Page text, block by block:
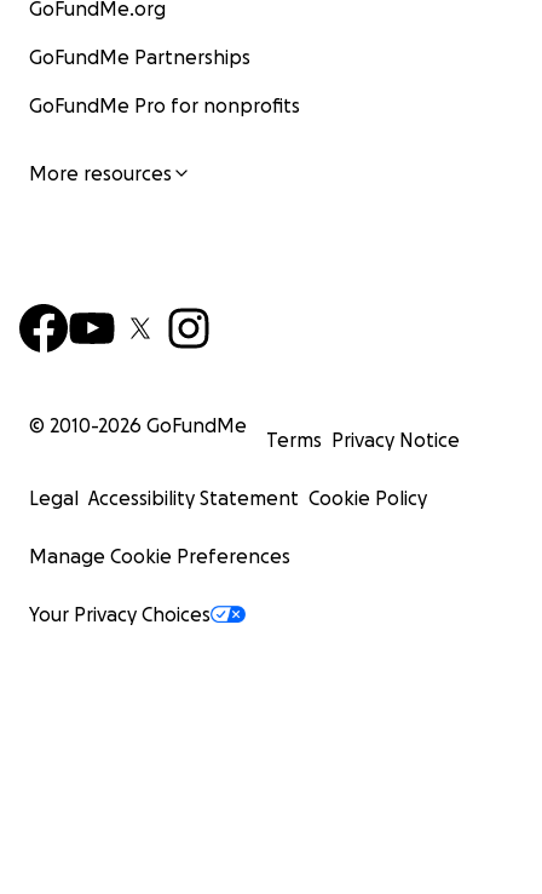
GoFundMe.org
GoFundMe Partnerships
GoFundMe Pro for nonprofits
More resources
© 2010-2026 GoFundMe
Terms Privacy Notice
Legal Accessibility Statement Cookie Policy
Manage Cookie Preferences
Your Privacy Choices